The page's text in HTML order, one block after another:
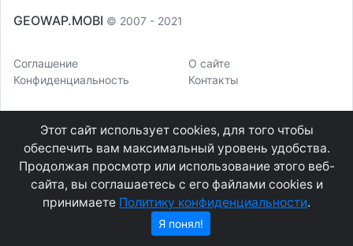
GEOWAP.MOBI © 2007 - 2021
Соглашение
Конфиденциальность
О сайте
Контакты
Этот сайт использует cookies, для того чтобы
обеспечить вам максимальный уровень удобства.
Продолжая просмотр или использование этого веб-
сайта, вы соглашаетесь с его файлами cookies и
принимаете Политику конфиденциальности.
Я понял!